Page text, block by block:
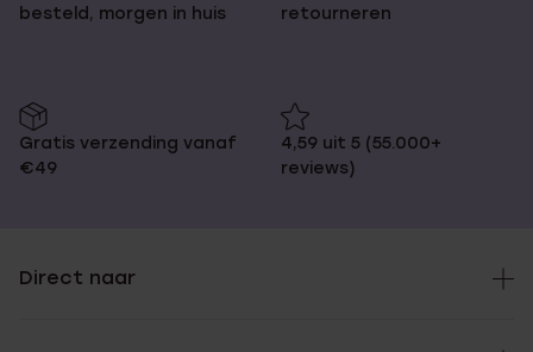
besteld, morgen in huis
retourneren
Gratis verzending vanaf
€49
4,59 uit 5 (55.000+
reviews)
Direct naar